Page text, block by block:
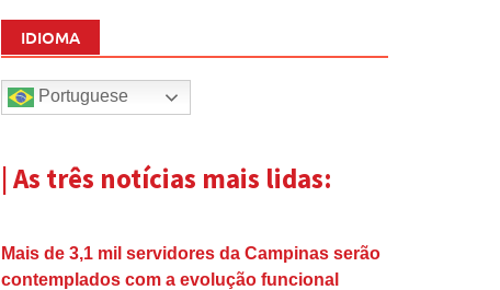
IDIOMA
Portuguese
| As três notícias mais lidas:
Mais de 3,1 mil servidores da Campinas serão
contemplados com a evolução funcional